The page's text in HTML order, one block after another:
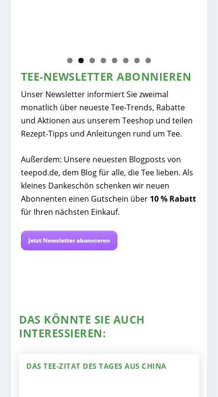
TEE-NEWSLETTER ABONNIEREN
Unser Newsletter informiert Sie zweimal
monatlich über neueste Tee-Trends, Rabatte
und Aktionen aus unserem Teeshop und teilen
Rezept-Tipps und Anleitungen rund um Tee.
Außerdem: Unsere neuesten Blogposts von
teepod.de, dem Blog für alle, die Tee lieben. Als
kleines Dankeschön schenken wir neuen
Abonnenten einen Gutschein über 10 % Rabatt
für Ihren nächsten Einkauf.
Jetzt Newsletter abonnieren
DAS KÖNNTE SIE AUCH
INTERESSIEREN:
DAS TEE-ZITAT DES TAGES AUS CHINA